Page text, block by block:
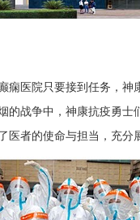
痫医院只要接到任务，
的战争中，神康抗疫勇
医者的使命与担当，充分